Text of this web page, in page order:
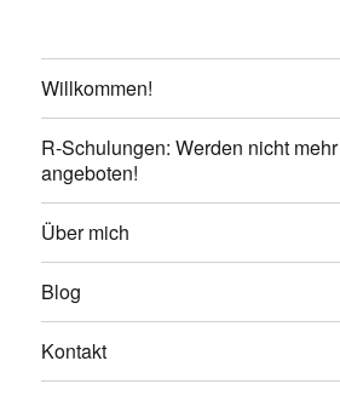
Willkommen!
R-Schulungen: Werden nicht mehr
angeboten!
Über mich
Blog
Kontakt